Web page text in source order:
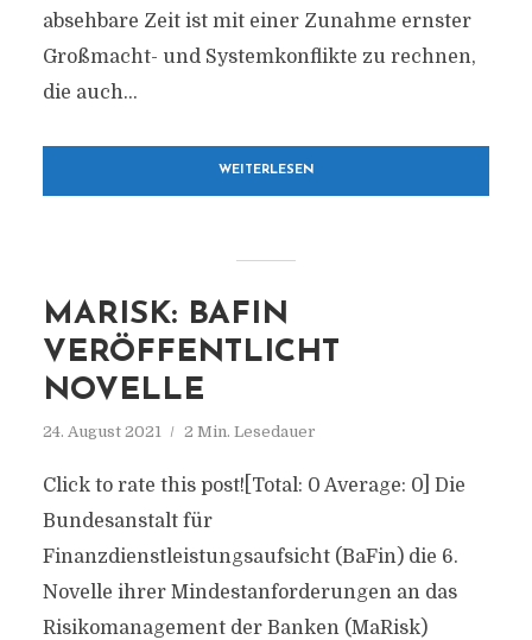
absehbare Zeit ist mit einer Zunahme ernster
Großmacht- und Systemkonflikte zu rechnen,
die auch...
WEITERLESEN
MARISK: BAFIN
VERÖFFENTLICHT
NOVELLE
24. August 2021 2 Min. Lesedauer
Click to rate this post![Total: 0 Average: 0] Die
Bundesanstalt für
Finanzdienstleistungsaufsicht (BaFin) die 6.
Novelle ihrer Mindestanforderungen an das
Risikomanagement der Banken (MaRisk)